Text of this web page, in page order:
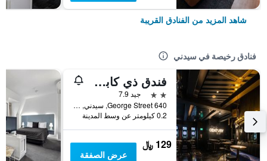
شاهد المزيد من الفنادق القريبة
فنادق رخيصة في سيدني
فندق ذي كابسول
2 نجمتين
جيد 7.9
640 George Street, سيدني, NSW, أستراليا
0.2 كيلومتر عن وسط المدينة
129 ﷼
عرض الصفقة